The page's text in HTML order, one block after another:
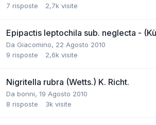
7 risposte 2,7k visite
Epipactis leptochila sub. neglecta -
Da Giacomino, 22 Agosto 2010
9 risposte 2,6k visite
Nigritella rubra (Wetts.) K. Richt.
Da bonni, 19 Agosto 2010
8 risposte 3k visite